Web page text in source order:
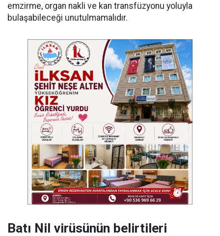
emzirme, organ nakli ve kan transfüzyonu yoluyla
bulaşabileceği unutulmamalıdır.
Batı Nil virüsünün belirtileri